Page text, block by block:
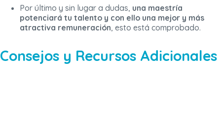
Por último y sin lugar a dudas, una maestría
potenciará tu talento y con ello una mejor y más
atractiva remuneración, esto está comprobado.
Consejos y Recursos Adicionales